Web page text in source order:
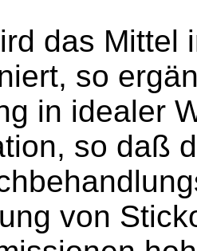
das Mittel
so
in idealer
so daß
von